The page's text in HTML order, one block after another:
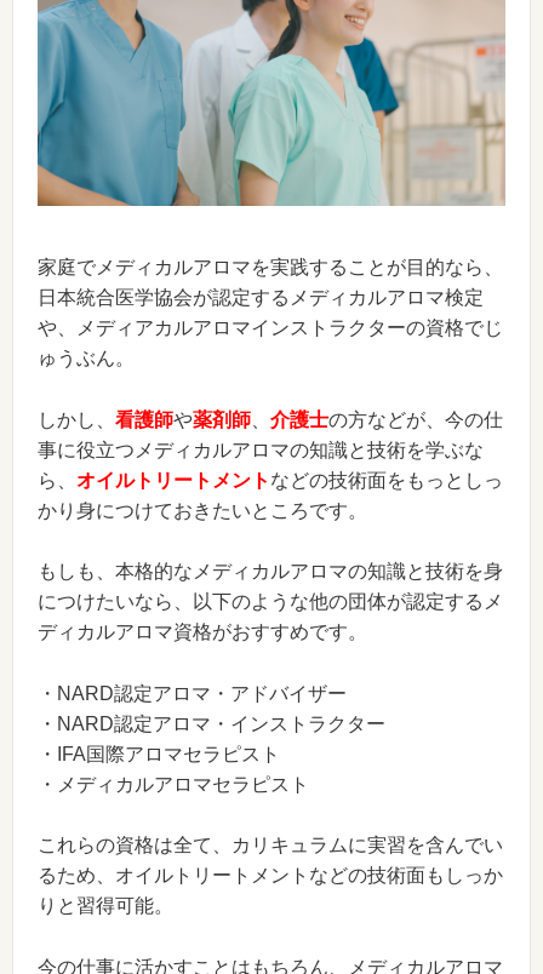
家庭でメディカルアロマを実践することが目的なら、
日本統合医学協会が認定するメディカルアロマ検定
や、メディアカルアロマインストラクターの資格でじ
ゅうぶん。
しかし、 看護師や薬剤師 介護士の方などが、今の仕
事に役立つメディカルアロマの知識と技術を学ぶな
ら、 オイルトリートメント などの技術面をもっとしっ
かり身につけておきたいところです。
もしも、本格的なメディカルアロマの知識と技術を身
につけたいなら、以下のような他の団体が認定するメ
ディカルアロマ資格がおすすめです。
・NARD認定アロマ・アドバイザー
・NARD認定アロマ・インストラクター
・IFA国際アロマセラピスト
・メディカルアロマセラピスト
これらの資格は全て、カリキュラムに実習を含んでい
るため、オイルトリートメントなどの技術面もしっか
りと習得可能。
今の仕事に活かすことはもちろん、メディカルアロマ